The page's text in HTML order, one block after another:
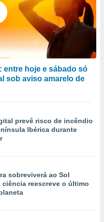
entre hoje e sábado só
sob aviso amarelo de
prevê risco de incêndio
Ibérica durante
sobreviverá ao Sol
reescreve o último